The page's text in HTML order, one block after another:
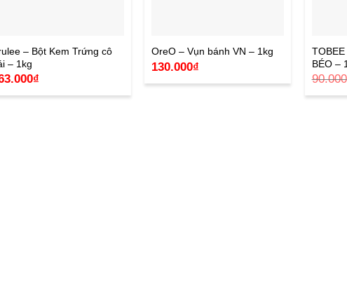
– Bột Kem Trứng cô
– 1kg
₫
OreO – Vụn bánh VN – 1kg
130.000₫
BÉO –
90.000